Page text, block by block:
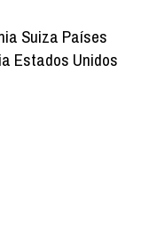
Suiza Países
Estados Unidos